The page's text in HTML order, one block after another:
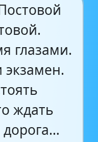
глазами.
ждать